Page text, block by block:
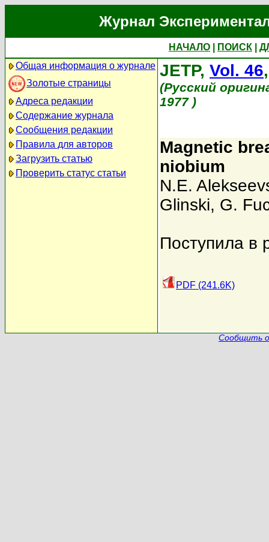
Журнал
НАЧАЛО ПОИСК
Общая информация о журнале
Золотые страницы
Адреса редакции
Содержание журнала
Сообщения редакции
Правила для авторов
Загрузить статью
Проверить статус статьи
JETP, Vol. 46
(Русский
1977 )
Magnetic
niobium
N.E.
Glinski, G.
Поступила в
PDF (241.6K)
Сообщить о